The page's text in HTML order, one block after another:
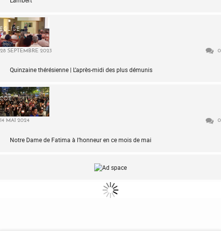
ÉGLISE
28 SEPTEMBRE 2023 0
Quinzaine thérésienne | L’après-midi des plus démunis
COE
14 MAI 2024 0
Notre Dame de Fatima à l’honneur en ce mois de mai